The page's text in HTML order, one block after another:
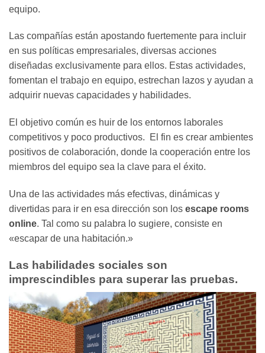
equipo.
Las compañías están apostando fuertemente para incluir
en sus políticas empresariales, diversas acciones
diseñadas exclusivamente para ellos. Estas actividades,
fomentan el trabajo en equipo, estrechan lazos y ayudan a
adquirir nuevas capacidades y habilidades.
El objetivo común es huir de los entornos laborales
competitivos y poco productivos. El fin es crear ambientes
positivos de colaboración, donde la cooperación entre los
miembros del equipo sea la clave para el éxito.
Una de las actividades más efectivas, dinámicas y
divertidas para ir en esa dirección son los escape rooms
online. Tal como su palabra lo sugiere, consiste en
«escapar de una habitación.»
Las habilidades sociales son
imprescindibles para superar las pruebas.